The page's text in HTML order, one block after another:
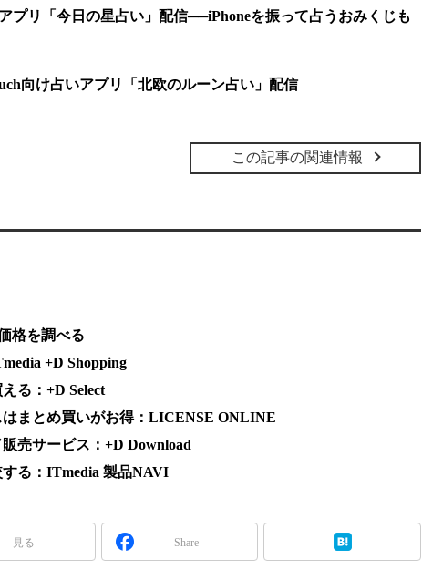
プリ「今日の星占い」配信──iPhoneを振って占うおみくじも
向け占いアプリ「北欧のルーン占い」配信
この記事の関連情報
格を調べる
+D Shopping
る：+D Select
まとめ買いがお得：LICENSE ONLINE
売サービス：+D Download
る：ITmedia 製品NAVI
見る Share